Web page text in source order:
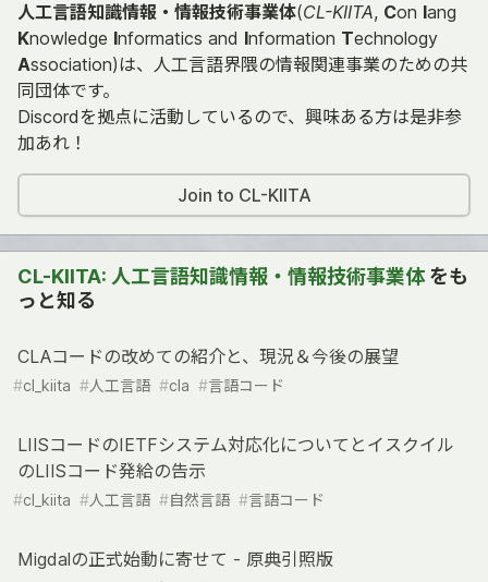
人工言語知識情報・情報技術事業体(CL-KIITA, Con lang
Knowledge Informatics and Information Technology
Association)は、人工言語界隈の情報関連事業のための共
同団体です。
Discordを拠点に活動しているので、興味ある方は是非参
加あれ！
Join to CL-KIITA
CL-KIITA: 人工言語知識情報・情報技術事業体をも
っと知る
CLAコードの改めての紹介と、現況＆今後の展望
#cl_kiita #人工言語 #cla #言語コード
LIISコードのIETFシステム対応化についてとイスクイル
のLIISコード発給の告示
#cl_kiita #人工言語 #自然言語 #言語コード
Migdalの正式始動に寄せて - 原典引照版